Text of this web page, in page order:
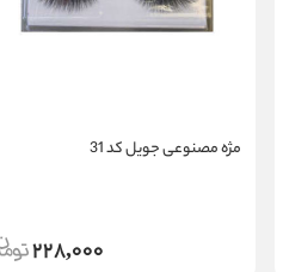
مژه مصنوعی جویل کد 31
228,000